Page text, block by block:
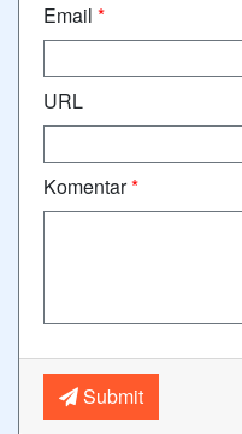
Email *
URL
Komentar*
Submit